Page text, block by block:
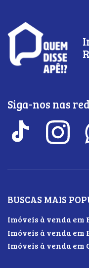
Siga-nos nas
BUSCAS MAIS
Imóveis à venda em
Imóveis à venda em
Imóveis à venda em